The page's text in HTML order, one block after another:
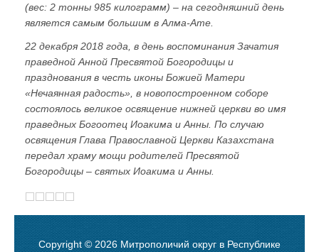
(вес: 2 тонны 985 килограмм) – на сегодняшний день
является самым большим в Алма-Ате.
22 декабря 2018 года, в день воспоминания Зачатия
праведной Анной Пресвятой Богородицы и
празднования в честь иконы Божией Матери
«Нечаянная радость», в новопостроенном соборе
состоялось великое освящение нижней церкви во имя
праведных Богоотец Иоакима и Анны. По случаю
освящения Глава Православной Церкви Казахстана
передал храму мощи родителей Пресвятой
Богородицы – святых Иоакима и Анны.
Copyright © 2026 Митрополичий округ в Республике